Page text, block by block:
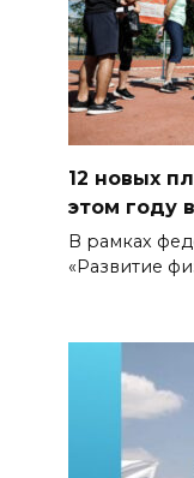
12 новых
этом году
В рамках
«Развитие